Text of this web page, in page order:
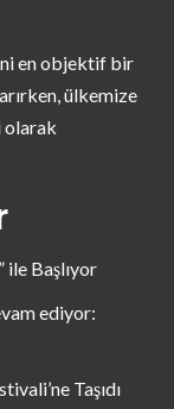
en objektif bir
ülkemize
olarak
ile Başlıyor
ediyor:
Taşıdı